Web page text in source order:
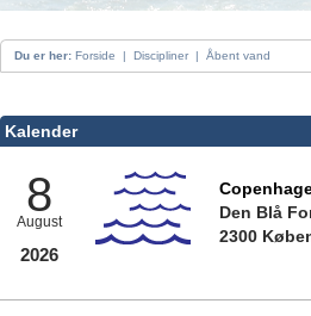
Du er her: Forside | Discipliner | Åbent vand
Kalender
8
August
2026
Den Blå
2300